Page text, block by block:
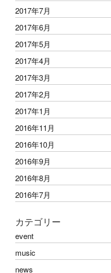
2017年7月
2017年6月
2017年5月
2017年4月
2017年3月
2017年2月
2017年1月
2016年11月
2016年10月
2016年9月
2016年8月
2016年7月
カテゴリー
event
music
news